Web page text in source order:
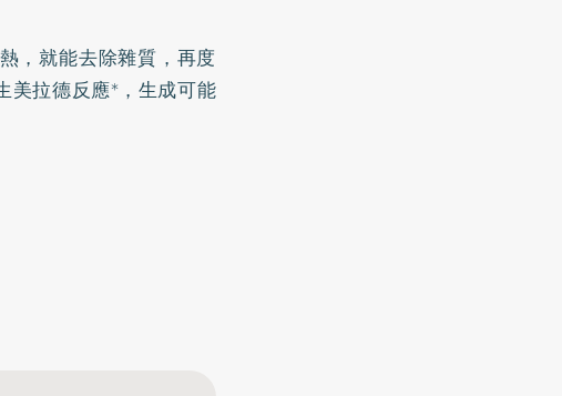
，就能去除雜質，再度
美拉德反應*，生成可能